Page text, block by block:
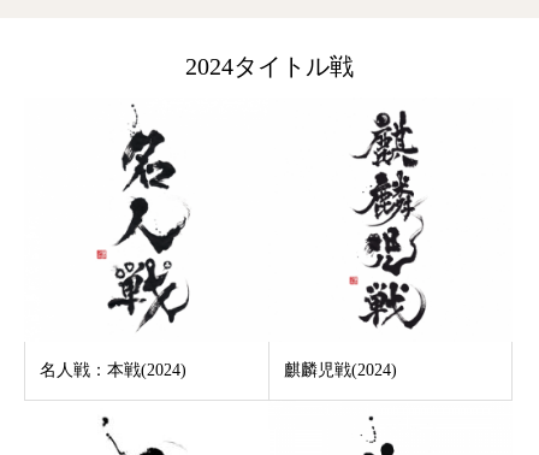
2024タイトル戦
名人戦：本戦(2024) 麒麟児戦(2024)